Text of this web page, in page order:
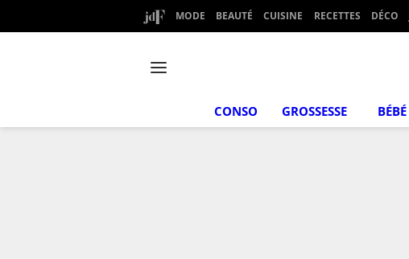
MODE BEAUTÉ CUISINE RECETTES DÉCO
CONSO GROSSESSE BÉBÉ